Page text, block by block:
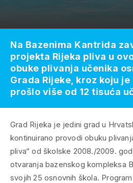
Grad Rijeka je jedini grad u
kontinuirano provodi obuku
pliva“ od školske 2008./2009.
otvaranja bazenskog kompleksa
svojih 25 osnovnih škola.
Na Bazenima Kantrida
projekta Rijeka pliva u
obuke plivanja učenika
Grada Rijeke, kroz koju
prošlo više od 12 tisuća